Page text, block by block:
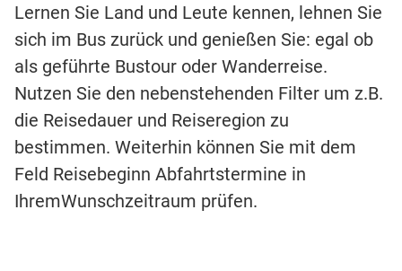
Lernen Sie Land und Leute kennen, lehnen Sie
sich im Bus zurück und genießen Sie: egal ob
als geführte Bustour oder Wanderreise.
Nutzen Sie den nebenstehenden Filter um z.B.
die Reisedauer und Reiseregion zu
bestimmen. Weiterhin können Sie mit dem
Feld Reisebeginn Abfahrtstermine in
IhremWunschzeitraum prüfen.